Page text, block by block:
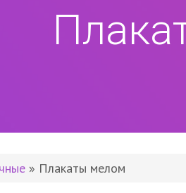
» Плакаты мелом